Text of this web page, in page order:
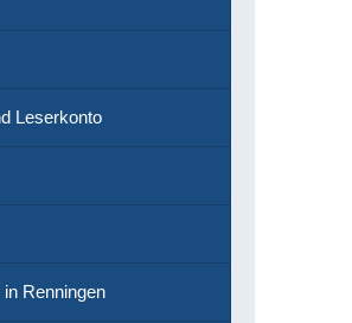
Leserkonto
Renningen